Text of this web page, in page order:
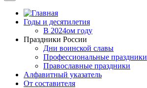
Годы и десятилетия
В 2024ом году
Праздники России
Дни воинской славы
Профессиональные праздники
Православные праздники
Алфавитный указатель
От составителя